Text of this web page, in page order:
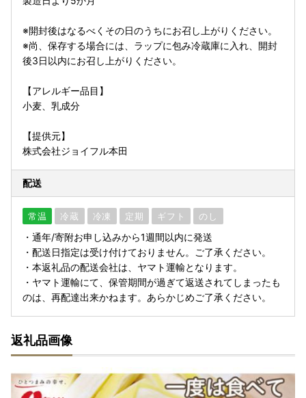
※開封後はなるべくその日のうちにお召し上がりください。
※尚、保存する場合には、ラップに包み冷蔵庫に入れ、開封
後3日以内にお召し上がりください。
【アレルギー品目】
小麦、乳成分
【提供元】
株式会社ジョイフル本田
配送
常温 冷蔵 冷凍 定期 ギフト のし
・通年/寄附お申し込みから1週間以内に発送
・配送日指定は受け付けておりません。ご了承ください。
・本返礼品の配送会社は、ヤマト運輸となります。
・ヤマト運輸にて、保管期間が過ぎて返送されてしまったも
のは、再配達出来かねます。あらかじめご了承ください。
返礼品画像